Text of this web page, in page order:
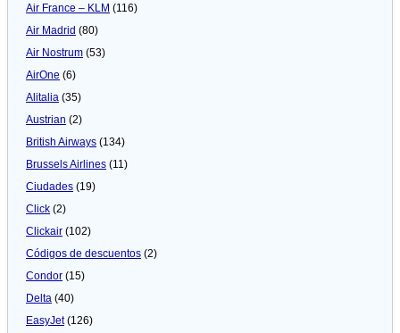
Air France – KLM (116)
Air Madrid (80)
Air Nostrum (53)
AirOne (6)
Alitalia (35)
Austrian (2)
British Airways (134)
Brussels Airlines (11)
Ciudades (19)
Click (2)
Clickair (102)
Códigos de descuentos (2)
Condor (15)
Delta (40)
EasyJet(126)